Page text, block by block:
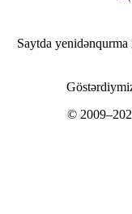
Saytda
©